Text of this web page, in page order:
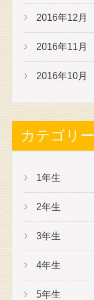
2016年12月
2016年11月
2016年10月
カテゴリー
1年生
2年生
3年生
4年生
5年生